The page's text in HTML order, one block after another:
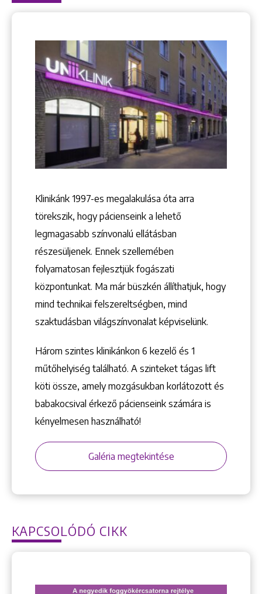
+36 1 222 7250
+36 1 222 9150
1148 Budapest, Örs vezér tere 2.
Keresés
Klinikánk 1997-­es megalakulása óta arra
törekszik, hogy pácienseink a lehető
legmagasabb színvonalú ellátásban
részesüljenek. Ennek szellemében
folyamatosan fejlesztjük fogászati
központunkat. Ma már büszkén állíthatjuk, hogy
mind technikai felszereltségben, mind
szaktudásban világszínvonalat képviselünk.
Három szintes klinikánkon 6 kezelő ­és 1
műtőhelyiség található. A szinteket tágas lift
köti össze, amely mozgásukban korlátozott és
babakocsival érkező pácienseink számára is
kényelmesen használható!
Galéria megtekintése
KAPCSOLÓDÓ CIKK